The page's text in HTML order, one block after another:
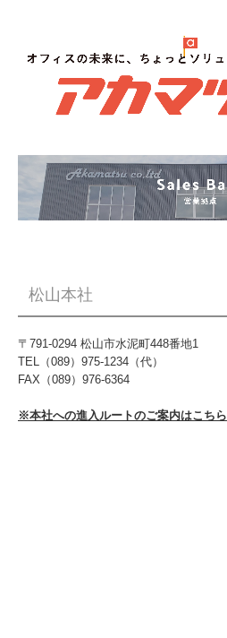
トップページ
事業案内
通販事業
お問い合わせ
修理受付フォーム
松山本社
〒791-0294 松山市水泥町448番地1
TEL（089）975-1234（代）
FAX（089）976-6364
※本社への進入ルートのご案内はこちら